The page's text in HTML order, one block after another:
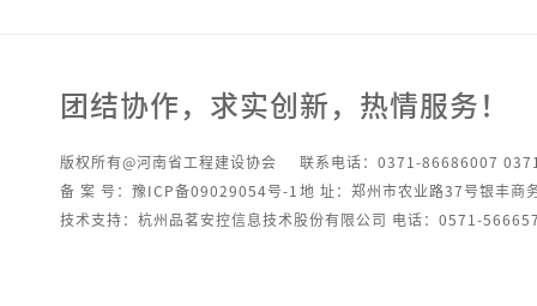
团结协作，求实创新，热情服务！
版权所有@河南省工程建设协会
联系电话：0371-86686007
备 案 号：豫ICP备09029054号-1 地 址：郑州市农业路37号银丰商
技术支持：杭州品茗安控信息技术股份有限公司 电话：0571-